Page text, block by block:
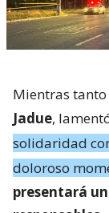
Mientras tanto
Jadue,
solidaridad
doloroso
presentará